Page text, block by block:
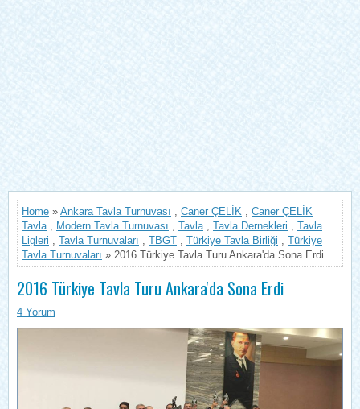
Home » Ankara Tavla Turnuvası , Caner ÇELİK , Caner ÇELİK
Tavla, Modern Tavla Turnuvası , Tavla, Tavla Dernekleri , Tavla
Ligleri , Tavla Turnuvaları , TBGT , Türkiye Tavla Birliği , Türkiye
Tavla Turnuvaları » 2016 Türkiye Tavla Turu Ankara'da Sona Erdi
2016 Türkiye Tavla Turu Ankara'da Sona Erdi
4 Yorum